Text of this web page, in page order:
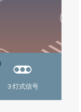
３灯式信号